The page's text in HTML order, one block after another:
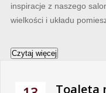
inspiracje z naszego
wielkości i układu
Czytaj więcej
Toaleta